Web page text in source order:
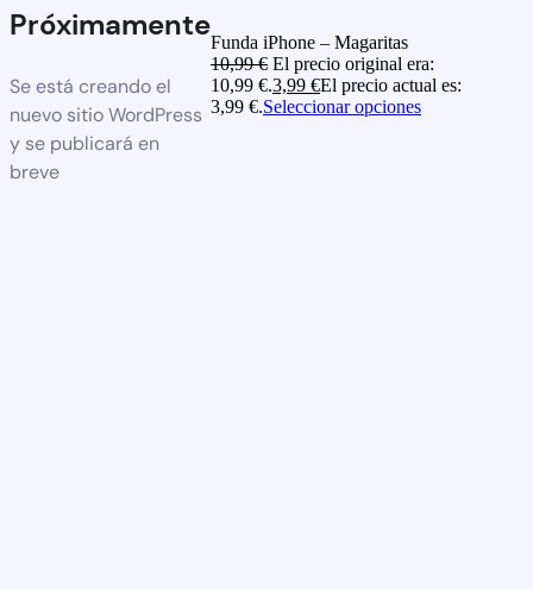
Próximamente
Se está creando el
nuevo sitio WordPress
y se publicará en
breve
Funda iPhone – Magaritas
10,99€ El precio original era:
10,99 €.3,99 €El precio actual es:
3,99 €.Seleccionar opciones